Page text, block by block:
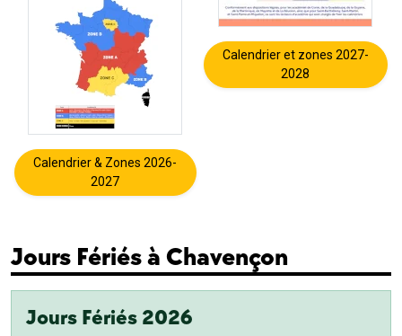
Calendrier & Zones 2026-
2027
Calendrier et zones 2027-
2028
Jours Fériés à Chavençon
Jours Fériés 2026